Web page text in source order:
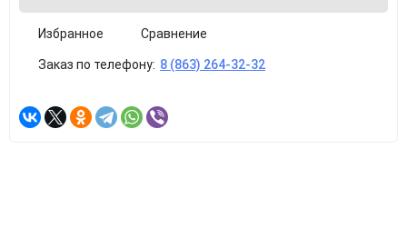
Избранное Сравнение
Заказ по телефону: 8 (863) 264-32-32